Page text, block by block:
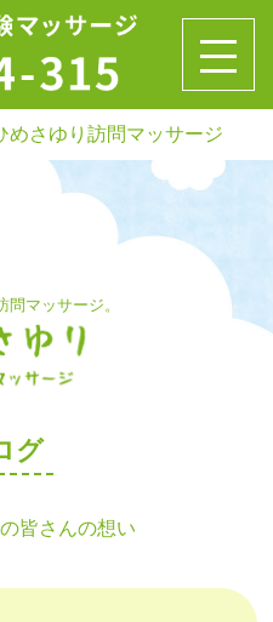
めさゆり訪問マッサージ
マッサージ。
グ
皆さんの想い